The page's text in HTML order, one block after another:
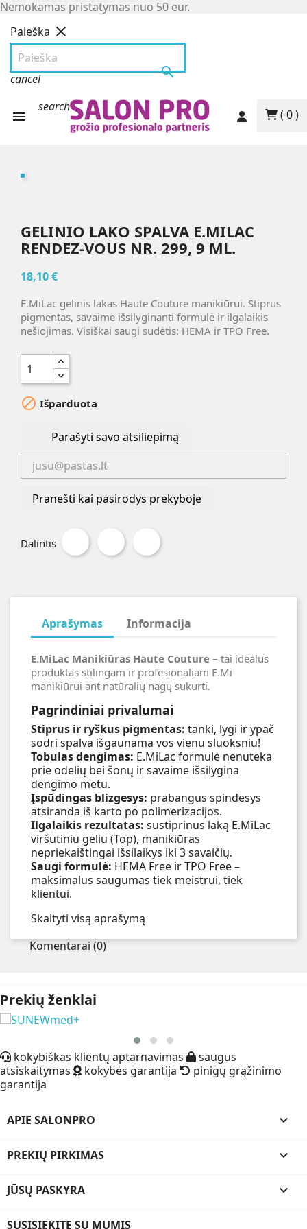
Nemokamas pristatymas nuo 50 eur.
Paieška clear
search
cancel

search
( 0 )
GELINIO LAKO SPALVA E.MILAC
RENDEZ-VOUS NR. 299, 9 ML.
18,10 €
E.MiLac gelinis lakas Haute Couture manikiūrui. Stiprus
pigmentas, savaime išsilyginanti formulė ir ilgalaikis
nešiojimas. Visiškai saugi sudėtis: HEMA ir TPO Free.
block Išparduota
Parašyti savo atsiliepimą
Pranešti kai pasirodys prekyboje
Dalintis
Aprašymas Informacija
E.MiLac Manikiūras Haute Couture – tai idealus
produktas stilingam ir profesionaliam E.Mi
manikiūrui ant natūralių nagų sukurti.
Pagrindiniai privalumai
Stiprus ir ryškus pigmentas: tanki, lygi ir ypač
sodri spalva išgaunama vos vienu sluoksniu!
Tobulas dengimas: E.MiLac formulė nenuteka
prie odelių bei šonų ir savaime išsilygina
dengimo metu.
Įspūdingas blizgesys: prabangus spindesys
atsiranda iš karto po polimerizacijos.
Ilgalaikis rezultatas: sustiprinus laką E.MiLac
viršutiniu geliu (Top), manikiūras
nepriekaištingai išsilaikys iki 3 savaičių.
Saugi formulė: HEMA Free ir TPO Free –
maksimalus saugumas tiek meistrui, tiek
klientui.
Skaityti visą aprašymą
Komentarai (0)
Prekių ženklai
kokybiškas klientų aptarnavimas
saugus
atsiskaitymas
kokybės garantija
pinigų grąžinimo
garantija
APIE SALONPRO 
PREKIŲ PIRKIMAS 
JŪSŲ PASKYRA 
SUSISIEKITE SU MUMIS